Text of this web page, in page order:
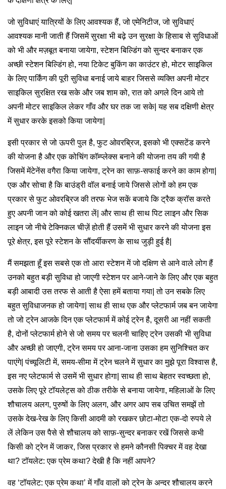
जो सुविधाएं यात्रियों के लिए आवश्यक हैं, जो एमेनिटीज, जो सुविधाएं
आवश्यक मानी जाती हैं जिसमें सुरक्षा भी बढ़े उन सुरक्षा के हिसाब से सुविधाओं
को भी और मज़बूत बनाया जायेगा, स्टेशन बिल्डिंग को सुन्दर बनाकर एक
अच्छी स्टेशन बिल्डिंग हो, नया टिकेट बुकिंग का काउंटर हो, मोटर साइकिल
के लिए पार्किंग की पूरी सुविधा बनाई जाये बाहर जिससे व्यक्ति अपनी मोटर
साइकिल सुरक्षित रख सके और जब शाम को, रात को अगले दिन आये तो
अपनी मोटर साइकिल लेकर गाँव और घर तक जा सके| यह सब दक्षिणी क्षेत्र
में सुधार करके इसको किया जायेगा|
इसी प्रकार से जो ऊपरी पुल है, फुट ओवरब्रिज, इसको भी एक्सटेंड करने
की योजना है और एक कोचिंग कॉम्प्लेक्स बनाने की योजना तय की गयी है
जिसमें मेंटेनेंस वगैरा किया जायेगा, ट्रेन का साफ़-सफाई करने का काम होगा|
एक और सोचा है कि बाउंड्री वॉल बनाई जाये जिससे लोगों को हम एक
प्रकार से फुट ओवरब्रिज की तरफ भेज सकें बजाये कि ट्रैक क्रॉस करते
हुए अपनी जान को कोई खतरा लें| और साथ ही साथ पिट लाइन और सिक
लाइन जो नीचे टेक्निकल चीज़ें होती हैं उसमें भी सुधार करने की योजना इस
पूरे क्षेत्र, इस पूरे स्टेशन के सौंदर्यीकरण के साथ जुड़ी हुई है|
मैं समझता हूँ इस सबसे एक तो आरा स्टेशन में जो दक्षिण से आने वाले लोग हैं
उनको बहुत बड़ी सुविधा हो जाएगी स्टेशन पर आने-जाने के लिए और एक बहुत
बड़ी आबादी उस तरफ से आती है ऐसा हमें बताया गया| तो उन सबके लिए
बहुत सुविधाजनक हो जायेगा| साथ ही साथ एक और प्लेटफार्म जब बन जायेगा
तो जो ट्रेन आजके दिन एक प्लेटफार्म में कोई ट्रेन है, दूसरी आ नहीं सकती
है, दोनों प्लेटफार्म होने से जो समय पर चलनी चाहिए ट्रेन उसकी भी सुविधा
और अच्छी हो जाएगी, ट्रेन समय पर आना-जाना उसका हम सुनिश्चित कर
पाएंगे| पंच्यूलिटी में, समय-सीमा में ट्रेन चलने में सुधार का मुझे पूरा विश्वास है,
इस नए प्लेटफार्म से उसमें भी सुधार होगा| साथ ही साथ बेहतर स्वच्छता हो,
उसके लिए पूरे टॉयलेट्स को ठीक तरीके से बनाया जायेगा, महिलाओं के लिए
शौचालय अलग, पुरुषों के लिए अलग, और अगर आप सब उचित समझें तो
उसके देख-रेख के लिए किसी आदमी को रखकर छोटा-मोटा एक-दो रुपये ले
लें लेकिन उस पैसे से शौचालय को साफ़-सुन्दर बनाकर रखें जिससे कभी
किसी को ट्रेन में जाकर, जिस प्रकार से हमने कौनसी पिक्चर में वह देखा
था? टॉयलेट: एक प्रेम कथा? देखी है कि नहीं आपने?
वह ‘टॉयलेट: एक प्रेम कथा’ में गाँव वालों को ट्रेन के अन्दर शौचालय करने